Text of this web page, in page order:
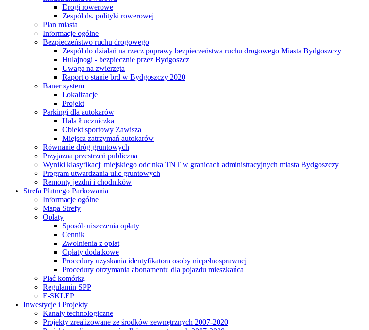
Drogi rowerowe
Zespół ds. polityki rowerowej
Plan miasta
Informacje ogólne
Bezpieczeństwo ruchu drogowego
Zespół do działań na rzecz poprawy bezpieczeństwa ruchu drogowego Miasta Bydgoszczy
Hulajnogi - bezpiecznie przez Bydgoszcz
Uwaga na zwierzęta
Raport o stanie brd w Bydgoszczy 2020
Baner system
Lokalizacje
Projekt
Parkingi dla autokarów
Hala Łuczniczka
Obiekt sportowy Zawisza
Miejsca zatrzymań autokarów
Równanie dróg gruntowych
Przyjazna przestrzeń publiczna
Wyniki klasyfikacji miejskiego odcinka TNT w granicach administracyjnych miasta Bydgoszczy
Program utwardzania ulic gruntowych
Remonty jezdni i chodników
Strefa Płatnego Parkowania
Informacje ogólne
Mapa Strefy
Opłaty
Sposób uiszczenia opłaty
Cennik
Zwolnienia z opłat
Opłaty dodatkowe
Procedury uzyskania identyfikatora osoby niepełnosprawnej
Procedury otrzymania abonamentu dla pojazdu mieszkańca
Płać komórką
Regulamin SPP
E-SKLEP
Inwestycje i Projekty
Kanały technologiczne
Projekty zrealizowane ze środków zewnętrznych 2007-2020